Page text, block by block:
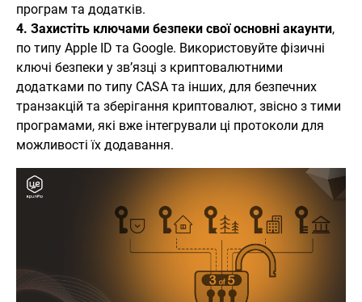
програм та додатків.
4. Захистіть ключами безпеки свої основні акаунти,
по типу Apple ID та Google. Використовуйте фізичні
ключі безпеки у зв’язці з криптовалютними
додатками по типу CASA та інших, для безпечних
транзакцій та зберігання криптовалют, звісно з тими
програмами, які вже інтегрували ці протоколи для
можливості їх додавання.